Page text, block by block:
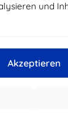
und
Akzeptieren